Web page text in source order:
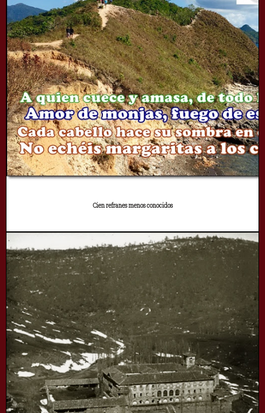
Cien refranes menos conocidos